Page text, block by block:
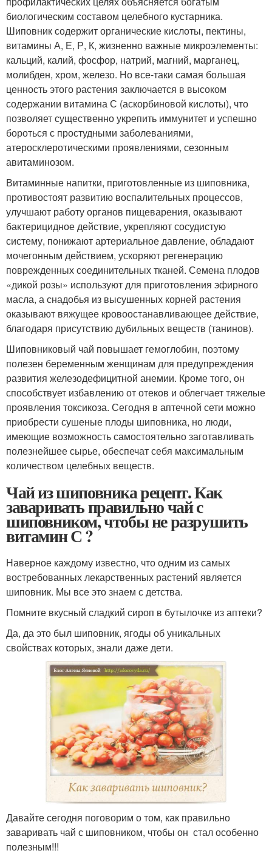
биологическим составом целебного кустарника.
Шиповник содержит органические кислоты, пектины,
витамины А, Е, Р, К, жизненно важные микроэлементы:
кальций, калий, фосфор, натрий, магний, марганец,
молибден, хром, железо. Но все-таки самая большая
ценность этого растения заключается в высоком
содержании витамина С (аскорбиновой кислоты), что
позволяет существенно укрепить иммунитет и успешно
бороться с простудными заболеваниями,
атеросклеротическими проявлениями, сезонным
авитаминозом.
Витаминные напитки, приготовленные из шиповника,
противостоят развитию воспалительных процессов,
улучшают работу органов пищеварения, оказывают
бактерицидное действие, укрепляют сосудистую
систему, понижают артериальное давление, обладают
мочегонным действием, ускоряют регенерацию
поврежденных соединительных тканей. Семена плодов
«дикой розы» используют для приготовления эфирного
масла, а снадобья из высушенных корней растения
оказывают вяжущее кровоостанавливающее действие,
благодаря присутствию дубильных веществ (танинов).
Шиповниковый чай повышает гемоглобин, поэтому
полезен беременным женщинам для предупреждения
развития железодефицитной анемии. Кроме того, он
способствует избавлению от отеков и облегчает тяжелые
проявления токсикоза. Сегодня в аптечной сети можно
приобрести сушеные плоды шиповника, но люди,
имеющие возможность самостоятельно заготавливать
полезнейшее сырье, обеспечат себя максимальным
количеством целебных веществ.
Чай из шиповника рецепт. Как
заваривать правильно чай с
шиповником, чтобы не разрушить
витамин С ?
Наверное каждому известно, что одним из самых
востребованных лекарственных растений является
шиповник. Мы все это знаем с детства.
Помните вкусный сладкий сироп в бутылочке из аптеки?
Да, да это был шиповник, ягоды об уникальных
свойствах которых, знали даже дети.
Давайте сегодня поговорим о том, как правильно
заваривать чай с шиповником, чтобы он стал особенно
полезным!!!